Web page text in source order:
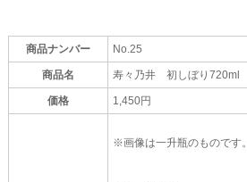
商品ナンバー No.25
商品名 寿々乃井 初しぼり720ml
価格 1,450円
※画像は一升瓶のものです。